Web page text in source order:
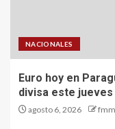
NACIONALES
Euro hoy en
divisa este
agosto 6, 2026